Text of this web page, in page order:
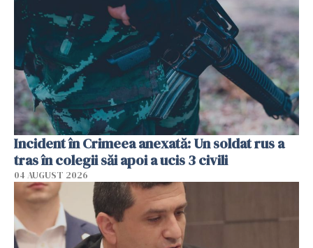
Incident în Crimeea anexată: Un soldat rus a
tras în colegii săi apoi a ucis 3 civili
04 AUGUST 2026